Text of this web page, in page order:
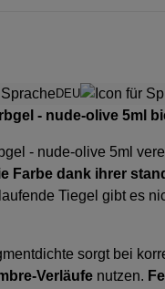
DEU
- nude-olive 5ml
- nude-olive 5ml
Farbe dank ihrer
Tiegel gibt es
sorgt bei
Verläufe nutzen.